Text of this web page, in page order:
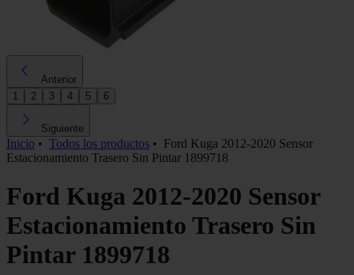
Anterior
1
2 3 4 5 6
Siguiente
Inicio • Todos los productos • Ford Kuga 2012-2020 Sensor
Estacionamiento Trasero Sin Pintar 1899718
Ford Kuga 2012-2020 Sensor
Estacionamiento Trasero Sin
Pintar 1899718